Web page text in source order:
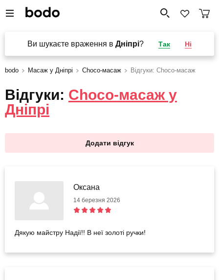
Ви шукаєте враження в Дніпрі? Так Ні
bodo Масаж у Дніпрі Choco-масаж Відгуки: Choco-масаж
Відгуки: Choco-масаж у
Дніпрі
Додати відгук
Оксана
14 березня 2026
Дякую майстру Надії!! В неї золоті ручки!